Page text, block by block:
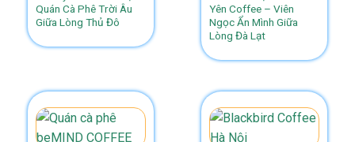
Quán Cà Phê Trời Âu
Giữa Lòng Thủ Đô
Yên Coffee – Viên
Ngọc Ẩn Mình Giữa
Lòng Đà Lạt